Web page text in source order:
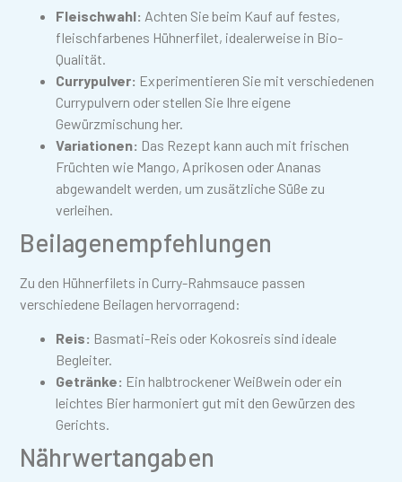
Fleischwahl: Achten Sie beim Kauf auf festes,
fleischfarbenes Hühnerfilet, idealerweise in Bio-
Qualität.
Currypulver: Experimentieren Sie mit verschiedenen
Currypulvern oder stellen Sie Ihre eigene
Gewürzmischung her.
Variationen: Das Rezept kann auch mit frischen
Früchten wie Mango, Aprikosen oder Ananas
abgewandelt werden, um zusätzliche Süße zu
verleihen.
Beilagenempfehlungen
Zu den Hühnerfilets in Curry-Rahmsauce passen
verschiedene Beilagen hervorragend:
Reis: Basmati-Reis oder Kokosreis sind ideale
Begleiter.
Getränke: Ein halbtrockener Weißwein oder ein
leichtes Bier harmoniert gut mit den Gewürzen des
Gerichts.
Nährwertangaben